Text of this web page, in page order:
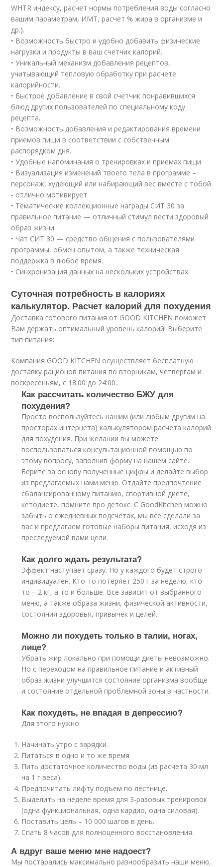
WHTR индексу, расчет нормы потребления воды согласно
вашим параметрам, ИМТ, расчет % жира в организме и
др.).
• Возможность быстро и удобно добавить физические
нагрузки и продукты в ваш счетчик калорий.
• Уникальный механизм добавления рецептов,
учитывающий тепловую обработку при расчете
калорийности.
• Быстрое добавление в свой счетчик понравившихся
блюд других пользователей по специальному коду
рецепта.
• Возможность добавления и редактирования времени
приемов пищи в соответствии с собственным
распорядком дня.
• Удобные напоминания о тренировках и приемах пищи.
• Визуализация изменений твоего тела в программе –
персонаж, худеющий или набирающий вес вместе с тобой
- отлично мотивирует.
• Тематические коллекционные награды СИТ 30 за
правильное питание — отличный стимул вести здоровый
образ жизни.
• Чат СИТ 30 — средство общения с пользователями
программы, обмен опытом, а также техническая
поддержка в любое время.
• Синхронизация данных на нескольких устройствах.
Суточная потребность в калориях
калькулятор. Расчет калорий для похудения
Доставка готового питания от GOOD KITCHEN поможет
Вам держать оптимальный уровень калорий! Выберите
тип питания:
Компания GOOD KITCHEN осуществляет бесплатную
доставку рационов питания по вторникам, четвергам и
воскресеньям, с 18:00 до 24:00..
Как рассчитать количество БЖУ для
похудения?
Просто воспользуйтесь нашим (или любым другим на
просторах интернета) калькулятором расчета калорий
для похудения. При желании вы можете
воспользоваться консультационной помощью по
этому вопросу, заполнив форму на нашем сайте.
Берите за основу полученные цифры и делайте выбор
из предлагаемых нами меню. Отдайте предпочтение
сбалансированному питанию, спортивной диете,
кетодиете, помните про детокс. С GoodKitchen можно
забыть о ежедневных подсчетах, мы все сделали за
вас и предлагаем готовые наборы питания, исходя из
преследуемой вами цели.
Как долго ждать результата?
Эффект наступает сразу. Но у каждого будет строго
индивидуален. Кто-то потеряет 250 г за неделю, кто-
то – 2 кг, а то и больше. Все зависит от выбранного
меню, а также образа жизни, физической активности,
состояния здоровья, привычек и целей.
Можно ли похудеть только в талии, ногах,
лице?
Убрать жир локально при помощи диеты невозможно.
Но с переходом на правильное питание и активный
образ жизни улучшится состояние организма вообще
и состояние отдельной проблемной зоны в частности.
Как похудеть, не впадая в депрессию?
Для этого нужно:
Начинать утро с зарядки.
Питаться в одно и то же время.
Пить достаточное количество воды (из расчета 30 мл
на 1 г веса).
Предпочитать лифту подъем по лестнице.
Выделить на неделе время для 3-разовых тренировок
(одна функциональная, одна кардио, одна силовая).
Поставить цель – 10 000 шагов в день.
Спать 8 часов для полноценного восстановления.
А вдруг ваше меню мне надоест?
Мы постарались максимально разнообразить наши меню,